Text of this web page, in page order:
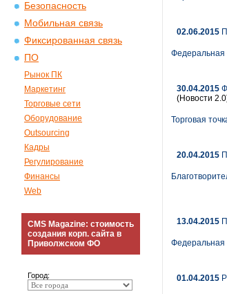
Безопасность
Мобильная связь
Фиксированная связь
ПО
Рынок ПК
Маркетинг
Торговые сети
Оборудование
Outsourcing
Кадры
Регулирование
Финансы
Web
CMS Magazine: стоимость
создания корп. сайта в
Приволжском ФО
Город:
02.06.2015
Федеральная
30.04.2015
(Новости
Торговая
20.04.2015
13.04.2015
Федеральная
01.04.2015